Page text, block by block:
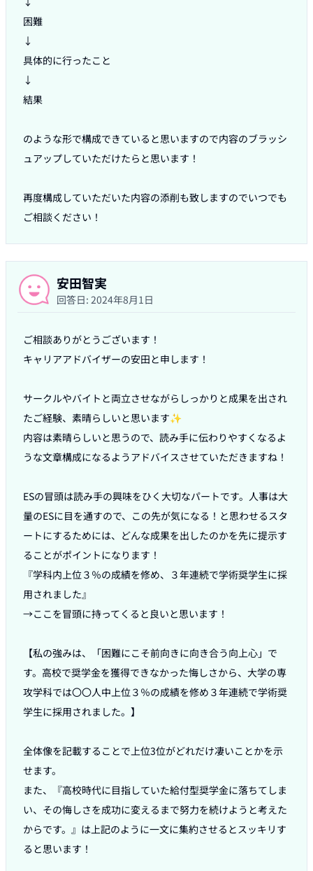
困難
↓
具体的に行ったこと
↓
結果
のような形で構成できていると思いますので内容のブラッシ
ュアップしていただけたらと思います！
再度構成していただいた内容の添削も致しますのでいつでも
ご相談ください！
安田智実
回答日: 2024年8月1日
ご相談ありがとうございます！
キャリアアドバイザーの安田と申します！
サークルやバイトと両立させながらしっかりと成果を出され
たご経験、素晴らしいと思います✨
内容は素晴らしいと思うので、読み手に伝わりやすくなるよ
うな文章構成になるようアドバイスさせていただきますね！
ESの冒頭は読み手の興味をひく大切なパートです。人事は大
量のESに目を通すので、この先が気になる！と思わせるスタ
ートにするためには、どんな成果を出したのかを先に提示す
ることがポイントになります！
『学科内上位３％の成績を修め、３年連続で学術奨学生に採
用されました』
→ここを冒頭に持ってくると良いと思います！
【私の強みは、「困難にこそ前向きに向き合う向上心」で
す。高校で奨学金を獲得できなかった悔しさから、大学の専
攻学科では〇〇人中上位３％の成績を修め３年連続で学術奨
学生に採用されました。】
全体像を記載することで上位3位がどれだけ凄いことかを示
せます。
また、『高校時代に目指していた給付型奨学金に落ちてしま
い、その悔しさを成功に変えるまで努力を続けようと考えた
からです。』は上記のように一文に集約させるとスッキリす
ると思います！